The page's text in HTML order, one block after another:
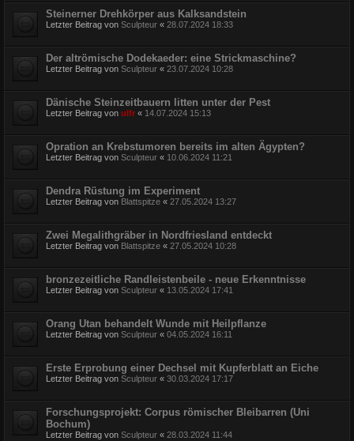
Steinerner Drehkörper aus Kalksandstein
Letzter Beitrag von Sculpteur « 28.07.2024 18:33
Der altrömische Dodekaeder: eine Strickmaschine?
Letzter Beitrag von Sculpteur « 23.07.2024 10:28
Dänische Steinzeitbauern litten unter der Pest
Letzter Beitrag von ulfr « 14.07.2024 15:13
Opration an Krebstumoren bereits im alten Ägypten?
Letzter Beitrag von Sculpteur « 10.06.2024 11:21
Dendra Rüstung im Experiment
Letzter Beitrag von Blattspitze « 27.05.2024 13:27
Zwei Megalithgräber in Nordfriesland entdeckt
Letzter Beitrag von Blattspitze « 27.05.2024 10:28
bronzezeitliche Randleistenbeile - neue Erkenntnisse
Letzter Beitrag von Sculpteur « 13.05.2024 17:41
Orang Utan behandelt Wunde mit Heilpflanze
Letzter Beitrag von Sculpteur « 04.05.2024 16:11
Erste Erprobung einer Dechsel mit Kupferblatt an Eiche
Letzter Beitrag von Sculpteur « 30.03.2024 17:17
Forschungsprojekt: Corpus römischer Bleibarren (Uni
Bochum)
Letzter Beitrag von Sculpteur « 28.03.2024 11:44